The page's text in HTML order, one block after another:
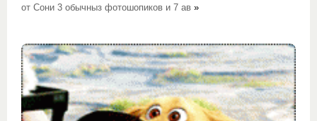
от Сони 3 обычныз фотошопиков и 7 ав »